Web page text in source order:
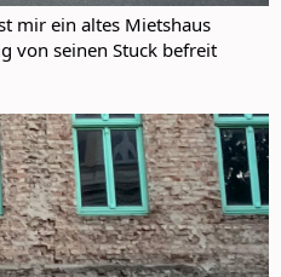
mir ein altes Mietshaus
von seinen Stuck befreit